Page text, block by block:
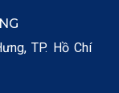
TP. Hồ Chí